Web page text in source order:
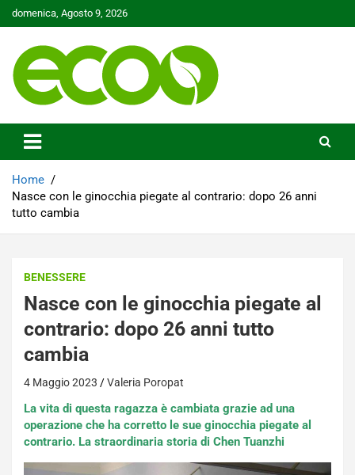
Skip
to
domenica, Agosto 9, 2026
Ecoo.it
Home
Nasce con le ginocchia piegate al contrario: dopo 26 anni
tutto cambia
BENESSERE
Nasce con le ginocchia piegate al
contrario: dopo 26 anni tutto
cambia
4 Maggio 2023 Valeria Poropat
La vita di questa ragazza è cambiata grazie ad una
operazione che ha corretto le sue ginocchia piegate al
contrario. La straordinaria storia di Chen Tuanzhi